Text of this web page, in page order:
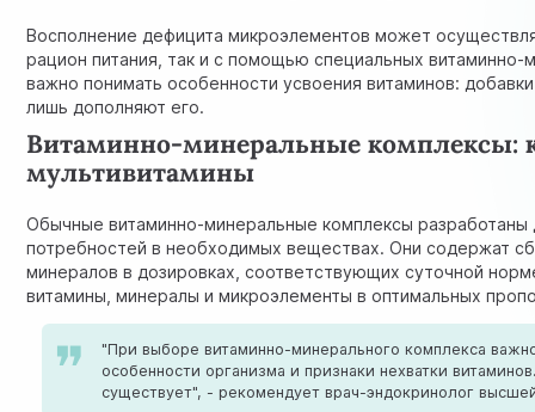
Восполнение дефицита микроэлементов может
рацион питания, так и с помощью специальных
важно понимать особенности усвоения витаминов:
лишь дополняют его.
Витаминно-минеральные комплексы:
мультивитамины
Обычные витаминно-минеральные комплексы
потребностей в необходимых веществах. Они содержат
минералов в дозировках, соответствующих суточной
витамины, минералы и микроэлементы в оптимальных
"При выборе витаминно-минерального комплекса
особенности организма и признаки нехватки
существует", - рекомендует врач-эндокринолог